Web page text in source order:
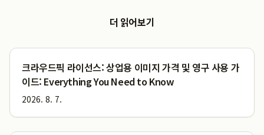
더 읽어보기
크라우드픽 라이선스: 상업용 이미지 가격 및 영구 사용 가
이드: Everything You Need to Know
2026. 8. 7.